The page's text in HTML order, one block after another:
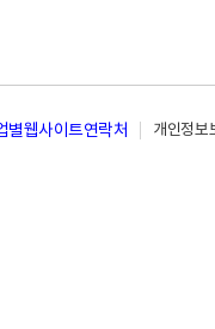
별웹사이트연락처 개인정보